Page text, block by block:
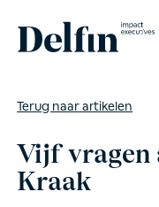
Terug naar artikelen
Vijf vragen
Kraak